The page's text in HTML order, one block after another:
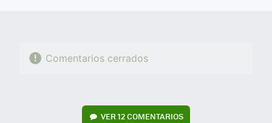
Comentarios cerrados
VER12 COMENTARIOS